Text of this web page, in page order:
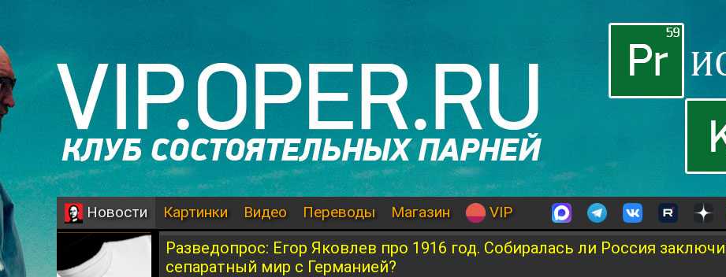
Новости Картинки Видео Переводы Магазин VIP
Разведопрос: Егор Яковлев про 1916 год. Собиралась ли Россия
сепаратный мир с Германией?